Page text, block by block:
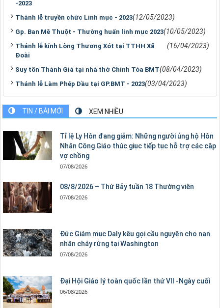
-2023
Thánh lễ truyền chức Linh mục - 2023(12/05/2023)
Gp. Ban Mê Thuột - Thường huấn linh mục 2023(10/05/2023)
Thánh lễ kính Lòng Thương Xót tại TTHH Xã
Đoài
(16/04/2023)
Suy tôn Thánh Giá tại nhà thờ Chính Tòa BMT(08/04/2023)
Thánh lễ Làm Phép Dầu tại GP.BMT - 2023(03/04/2023)
TIN / BÀI MỚI XEM NHIỀU
Tỉ lệ Ly Hôn đang giảm: Những người ủng hộ Hôn
Nhân Công Giáo thúc giục tiếp tục hỗ trợ các cặp
vợ chồng
07/08/2026
08/8/2026 – Thứ Bảy tuần 18 Thường viên
07/08/2026
Đức Giám mục Daly kêu gọi cầu nguyện cho nạn
nhân cháy rừng tại Washington
07/08/2026
Đại Hội Giáo lý toàn quốc lần thứ VII -Ngày cuối
06/08/2026